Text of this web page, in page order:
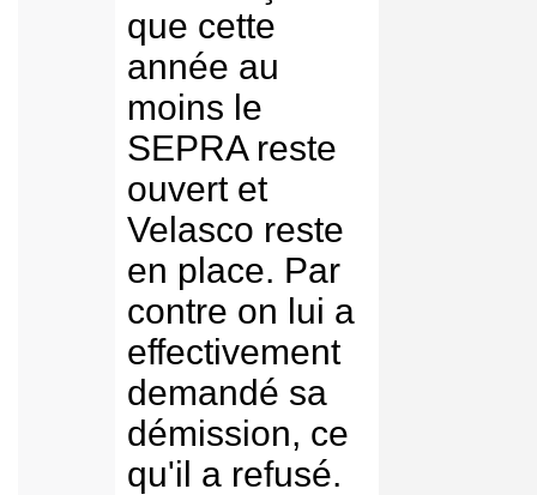
que cette
année au
moins le
SEPRA reste
ouvert et
Velasco reste
en place. Par
contre on lui a
effectivement
demandé sa
démission, ce
qu'il a refusé.